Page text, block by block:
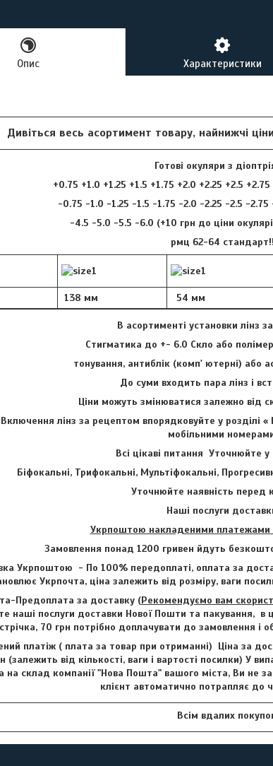
Опис Характеристики
Дивіться весь асортимент товару, найнижчі
Готові окуляри з
+0.75 +1.0 +1.25 +1.5 +1.75 +2.0 +2.25 +2.5
-0.75 -1.0 -1.25 -1.5 -1.75 -2.0 -2.25 -2.5 -
-4.5 -5.0 -5.5 -6.0 (+10 грн до ціни
рмц 62-64 стандарт!!
138 мм 54 мм
В асортименті установки лінз
Стигматика до +- 6.0 Скло або
тонування, антиблік (комп' ютерні) або
До суми входить пара лінз і
Ціни можуть змінюватися залежно від
лінз за рецептом впорядковуйте у розділі «
мобільними
Всі цікаві питання Уточнюйте
Біфокальні, Трифокальні, Мультіфокальні,
Уточнюйте наявність перед
Наші послуги
Укрпоштою накладеними платежами
Замовлення понад 1200 гривен йдуть
Укрпоштою - По 100% передоплаті, оплата за
Укрпочта, ціна залежить від розміру, ваги
Предоплата за доставку (Рекомендуємо вам
наші послуги доставки Нової Пошти та пакування, в
70 грн потрібно доплачувати до замовлення
платіж ( плата за товар при отриманні) Ціна за
(залежить від кількості, ваги і вартості посилки) У
на склад компанії "Нова Пошта" вашого міста, Ви не
клієнт автоматично потрапляє до
Всім вдалих